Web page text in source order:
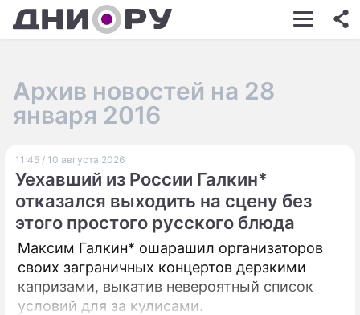
ШОУ-БИЗНЕС
КИНО
ЭКОНОМИКА
ПРОИСШЕСТВИЯ
СОННИК
СТИЛЬ ЖИЗНИ
Архив новостей на 28
января 2016
11:45 / 10 августа 2026
Уехавший из России Галкин*
отказался выходить на сцену без
этого простого русского блюда
Максим Галкин* ошарашил организаторов
своих заграничных концертов дерзкими
капризами, выкатив невероятный список
условий для за кулисами.